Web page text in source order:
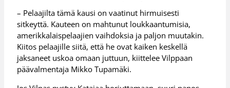
– Pelaajilta tämä kausi on vaatinut hirmuisesti
sitkeyttä. Kauteen on mahtunut loukkaantumisia,
amerikkalaispelaajien vaihdoksia ja paljon muutakin.
Kiitos pelaajille siitä, että he ovat kaiken keskellä
jaksaneet uskoa omaan juttuun, kiittelee Vilppaan
päävalmentaja Mikko Tupamäki.